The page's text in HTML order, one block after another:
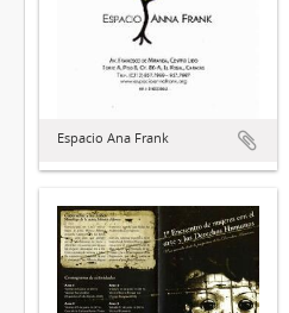
Espacio Ana Frank